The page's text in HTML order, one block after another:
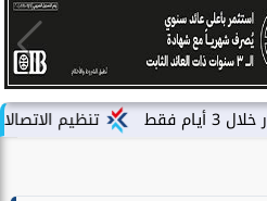
تنظيم الاتصالات يصدر